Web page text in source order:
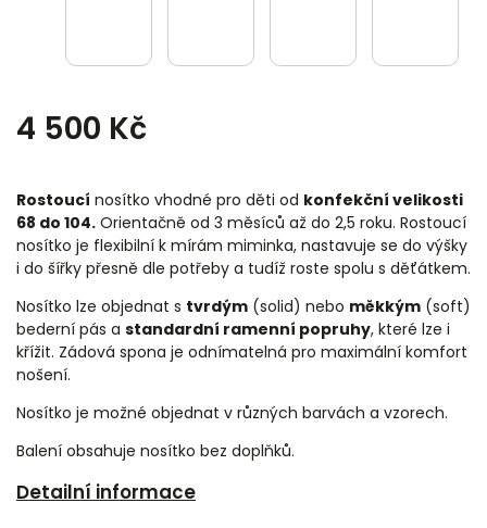
4 500 Kč
Rostoucí nosítko vhodné pro děti od konfekční velikosti
68 do 104. Orientačně od 3 měsíců až do 2,5 roku. Rostoucí
nosítko je flexibilní k mírám miminka, nastavuje se do výšky
i do šířky přesně dle potřeby a tudíž roste spolu s děťátkem.
Nosítko lze objednat s tvrdým (solid) nebo měkkým (soft)
bederní pás a standardní ramenní popruhy, které lze i
křížit. Zádová spona je odnímatelná pro maximální komfort
nošení.
Nosítko je možné objednat v různých barvách a vzorech.
Balení obsahuje nosítko bez doplňků.
Detailní informace